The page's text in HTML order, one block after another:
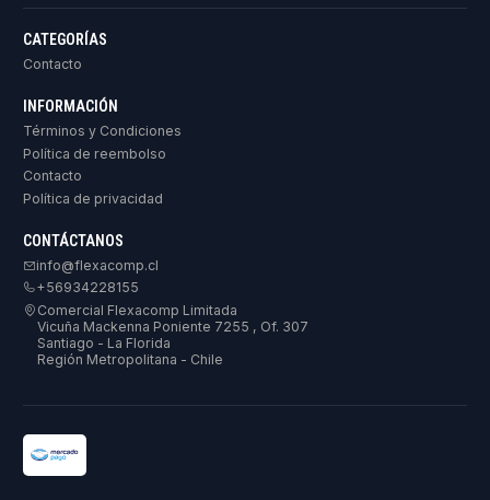
CATEGORÍAS
Contacto
INFORMACIÓN
Términos y Condiciones
Política de reembolso
Contacto
Política de privacidad
CONTÁCTANOS
info@flexacomp.cl
+56934228155
Comercial Flexacomp Limitada
Vicuña Mackenna Poniente 7255 , Of. 307
Santiago - La Florida
Región Metropolitana - Chile